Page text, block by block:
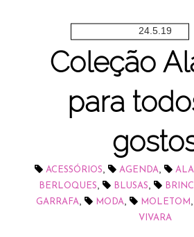
24.5.19
Coleção
para
ACESSÓRIOS, AGENDA,
BERLOQUES, BLUSAS,
GARRAFA, MODA, MOLETOM ,
VIVARA